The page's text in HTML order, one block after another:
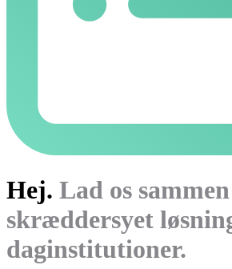
Hej. Lad os
skræddersyet
daginstitutioner.